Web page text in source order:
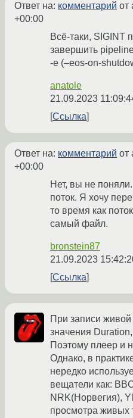
Ответ на: комментарий от
+00:00
Всё-таки, SIGINT
завершить
-e (–eos-on-
anatole
21.09.2023
Ссылка
Ответ на: комментарий от
+00:00
Нет, вы не
поток. Я хочу
то время как
самый файл.
bronstein87
21.09.2023
Ссылка
При записи
значения
Поэтому плеер и
Однако, в
нередко
вещатели как:
NRK(Норвегия),
просмотра живых